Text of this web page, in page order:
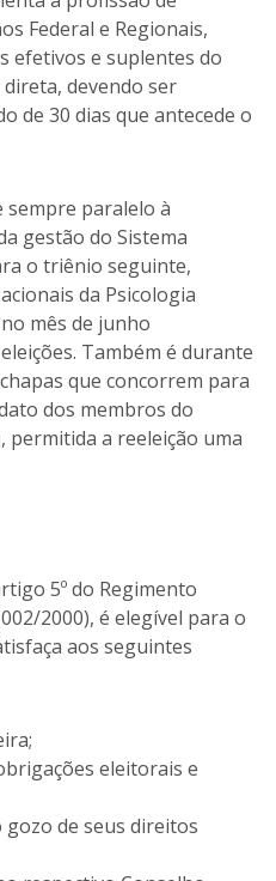
Federal e Regionais,
efetivos e suplentes do
devendo ser
de 30 dias que antecede o
paralelo à
gestão do Sistema
o triênio seguinte,
da Psicologia
mês de junho
Também é durante
que concorrem para
dos membros do
permitida a reeleição uma
5º do Regimento
2000), é elegível para o
aos seguintes
eleitorais e
de seus direitos